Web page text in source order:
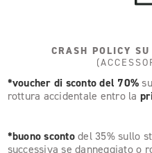
CRASH POLICY
*voucher di sconto del 70%
rottura accidentale entro la
*buono scontodel 35% sullo
successiva se danneggiato o